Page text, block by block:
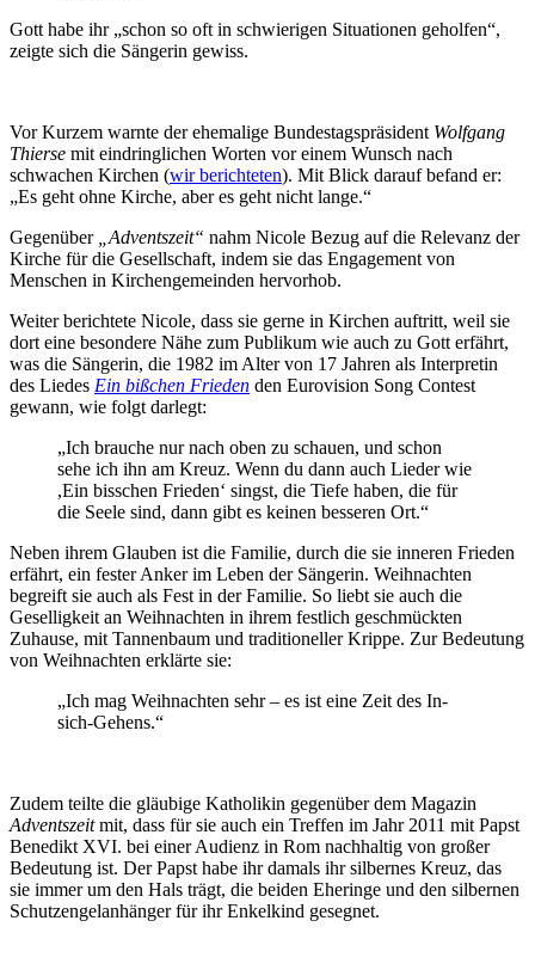
Gott habe ihr „schon so oft in schwierigen Situationen geholfen“,
zeigte sich die Sängerin gewiss.
Vor Kurzem warnte der ehemalige Bundestagspräsident Wolfgang
Thierse mit eindringlichen Worten vor einem Wunsch nach
schwachen Kirchen (wir berichteten). Mit Blick darauf befand er:
„Es geht ohne Kirche, aber es geht nicht lange.“
Gegenüber
„Adventszeit“ nahm Nicole Bezug auf die Relevanz der
Kirche für die Gesellschaft, indem sie das Engagement von
Menschen in Kirchengemeinden hervorhob.
Weiter berichtete Nicole, dass sie gerne in Kirchen auftritt, weil sie
dort eine besondere Nähe zum Publikum wie auch zu Gott erfährt,
was die Sängerin, die 1982 im Alter von 17 Jahren als Interpretin
des Liedes Ein bißchen Frieden den Eurovision Song Contest
gewann, wie folgt darlegt:
„Ich brauche nur nach oben zu schauen, und schon
sehe ich ihn am Kreuz. Wenn du dann auch Lieder wie
,Ein bisschen Frieden‘ singst, die Tiefe haben, die für
die Seele sind, dann gibt es keinen besseren Ort.“
Neben ihrem Glauben ist die Familie, durch die sie inneren Frieden
erfährt, ein fester Anker im Leben der Sängerin. Weihnachten
begreift sie auch als Fest in der Familie. So liebt sie auch die
Geselligkeit an Weihnachten in ihrem festlich geschmückten
Zuhause, mit Tannenbaum und traditioneller Krippe. Zur Bedeutung
von Weihnachten erklärte sie:
„Ich mag Weihnachten sehr – es ist eine Zeit des In-
sich-Gehens.“
Zudem teilte die gläubige Katholikin gegenüber dem Magazin
Adventszeitmit, dass für sie auch ein Treffen im Jahr 2011 mit Papst
Benedikt XVI. bei einer Audienz in Rom nachhaltig von großer
Bedeutung ist. Der Papst habe ihr damals ihr silbernes Kreuz, das
sie immer um den Hals trägt, die beiden Eheringe und den silbernen
Schutzengelanhänger für ihr Enkelkind gesegnet.